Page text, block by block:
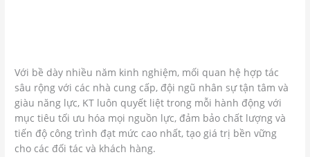
Với bề dày nhiều năm kinh nghiệm, mối quan hệ hợp tác
sâu rộng với các nhà cung cấp, đội ngũ nhân sự tận tâm và
giàu năng lực, KT luôn quyết liệt trong mỗi hành động với
mục tiêu tối ưu hóa mọi nguồn lực, đảm bảo chất lượng và
tiến độ công trình đạt mức cao nhất, tạo giá trị bền vững
cho các đối tác và khách hàng.